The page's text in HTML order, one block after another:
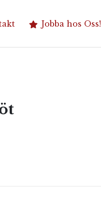
Jobba hos Oss!